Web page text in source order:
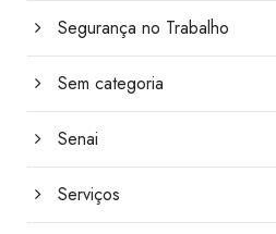
Segurança no Trabalho
Sem categoria
Senai
Serviços